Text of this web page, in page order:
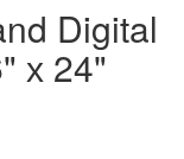
Digital
х 24"